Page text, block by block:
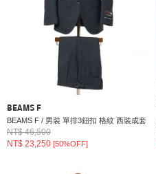
BEAMS F
BEAMS F / 男裝 單排3鈕扣 格紋 西裝成套
NT$ 46,500
NT$ 23,250 [50%OFF]